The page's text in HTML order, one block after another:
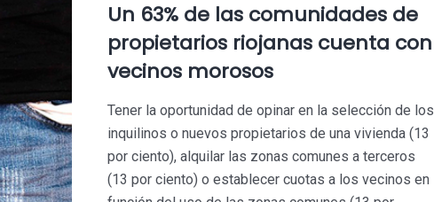
Un 63% de las comunidades de
propietarios riojanas cuenta con
vecinos morosos
Tener la oportunidad de opinar en la selección de los
inquilinos o nuevos propietarios de una vivienda (13
por ciento), alquilar las zonas comunes a terceros
(13 por ciento) o establecer cuotas a los vecinos en